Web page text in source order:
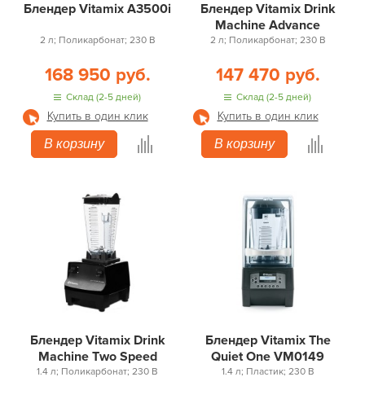
Блендер Vitamix A3500i
2 л; Поликарбонат; 230 В
168 950 руб.
Склад (2-5 дней)
Купить в один клик
В корзину
Блендер Vitamix Drink
Machine Advance
2 л; Поликарбонат; 230 В
147 470 руб.
Склад (2-5 дней)
Купить в один клик
В корзину
Блендер Vitamix Drink
Machine Two Speed
1.4 л; Поликарбонат; 230 В
Блендер Vitamix The
Quiet One VM0149
1.4 л; Пластик; 230 В